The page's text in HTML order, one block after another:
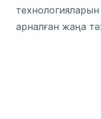
арналған жаңа